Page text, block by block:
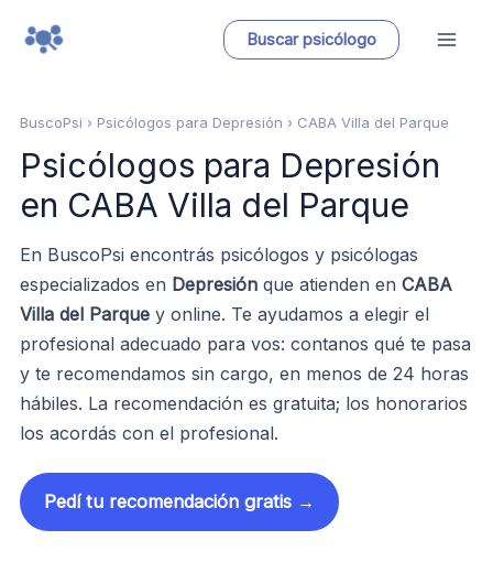
Buscar psicólogo
BuscoPsi › Psicólogos para Depresión › CABA Villa del Parque
Psicólogos para Depresión
en CABA Villa del Parque
En BuscoPsi encontrás psicólogos y psicólogas
especializados en Depresión que atienden en CABA
Villa del Parque y online. Te ayudamos a elegir el
profesional adecuado para vos: contanos qué te pasa
y te recomendamos sin cargo, en menos de 24 horas
hábiles. La recomendación es gratuita; los honorarios
los acordás con el profesional.
Pedí tu recomendación gratis →